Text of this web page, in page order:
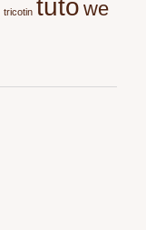
tricotin tuto we